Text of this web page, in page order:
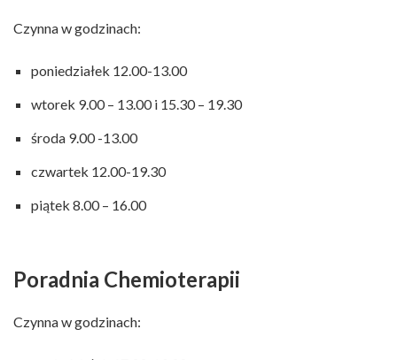
Czynna w godzinach:
poniedziałek 12.00-13.00
wtorek 9.00 – 13.00 i 15.30 – 19.30
środa 9.00 -13.00
czwartek 12.00-19.30
piątek 8.00 – 16.00
Poradnia Chemioterapii
Czynna w godzinach: